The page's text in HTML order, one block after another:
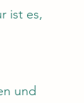
ist es,
und